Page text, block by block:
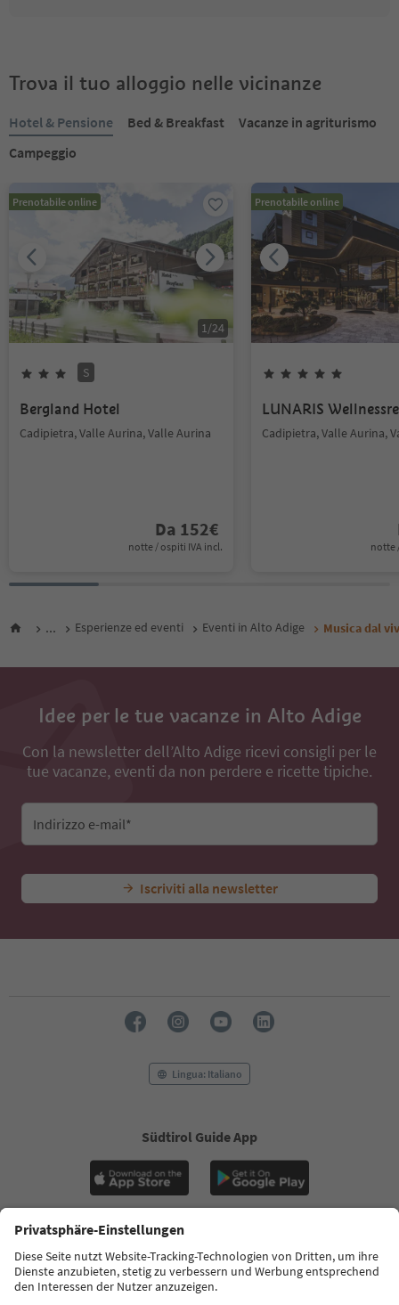
Trova il tuo alloggio nelle vicinanze
Hotel & Pensione Bed & Breakfast
Vacanze in agriturismo
Campeggio
Prenotabile online
1/24
S
Bergland Hotel
Cadipietra, Valle Aurina, Valle Aurina
Da 152€
notte / ospiti IVA incl.
Prenotabile online
LUNARIS
Cadipietra, Valle Aurina,
notte
... Esperienze ed eventi Eventi in Alto Adige Musica dal
Idee per le tue vacanze in Alto Adige
Con la newsletter dell’Alto Adige ricevi consigli per le
tue vacanze, eventi da non perdere e ricette tipiche.
Indirizzo e-mail*
Iscriviti alla newsletter
Lingua: Italiano
Südtirol Guide App
FAQ Contatti Press MICE
Privacy Policy
Termini e condizioni
Crediti
Cookie Policy